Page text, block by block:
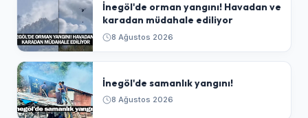
İnegöl'de orman yangını! Havadan ve
karadan müdahale ediliyor
8 Ağustos 2026
İnegöl'de samanlık yangını!
8 Ağustos 2026